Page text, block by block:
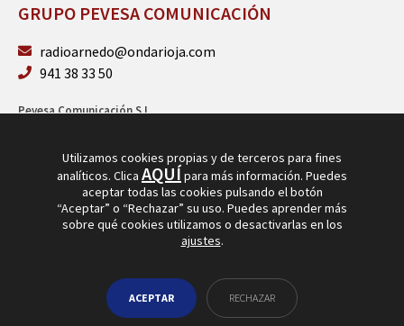
GRUPO PEVESA COMUNICACIÓN
radioarnedo@ondarioja.com
941 38 33 50
Pevesa Comunicación S.L.
Utilizamos cookies propias y de terceros para fines
analíticos. Clica AQUÍpara más información. Puedes
aceptar todas las cookies pulsando el botón
“Aceptar” o “Rechazar” su uso. Puedes aprender más
sobre qué cookies utilizamos o desactivarlas en los
ajustes.
ACEPTAR RECHAZAR